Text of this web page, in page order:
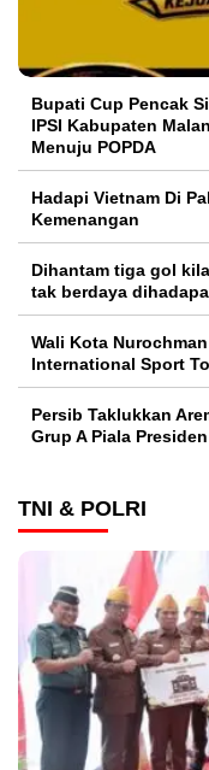
Bupati Cup Pencak
IPSI Kabupaten
Menuju POPDA
Hadapi Vietnam Di
Kemenangan
Dihantam tiga gol
tak berdaya
Wali Kota
International Sport
Persib Taklukkan
Grup A Piala
TNI & POLRI